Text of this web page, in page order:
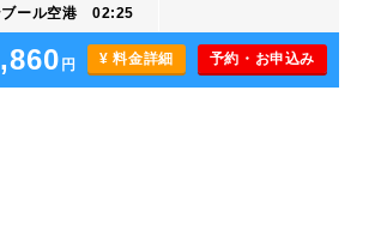
ール空港 02:25
円 ¥ 料金詳細 予約・お申込み